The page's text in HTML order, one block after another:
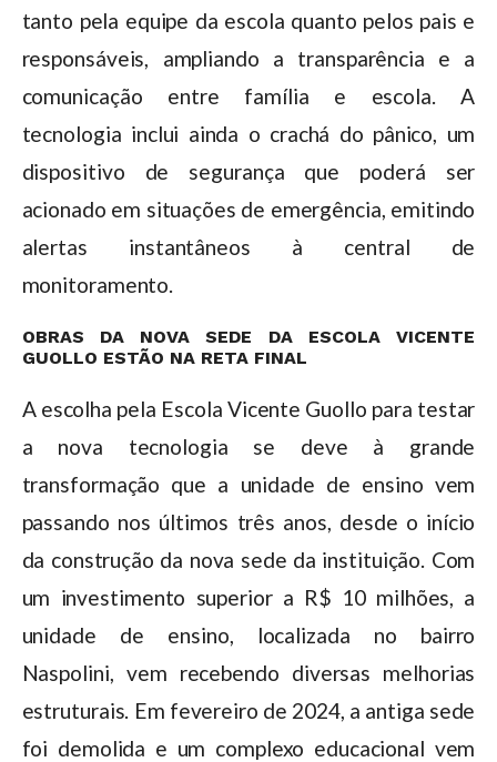
tanto pela equipe da escola quanto pelos pais e
responsáveis, ampliando a transparência e a
comunicação entre família e escola. A
tecnologia inclui ainda o crachá do pânico, um
dispositivo de segurança que poderá ser
acionado em situações de emergência, emitindo
alertas instantâneos à central de
monitoramento.
OBRAS DA NOVA SEDE DA ESCOLA VICENTE
GUOLLO ESTÃO NA RETA FINAL
A escolha pela Escola Vicente Guollo para testar
a nova tecnologia se deve à grande
transformação que a unidade de ensino vem
passando nos últimos três anos, desde o início
da construção da nova sede da instituição. Com
um investimento superior a R$ 10 milhões, a
unidade de ensino, localizada no bairro
Naspolini, vem recebendo diversas melhorias
estruturais. Em fevereiro de 2024, a antiga sede
foi demolida e um complexo educacional vem